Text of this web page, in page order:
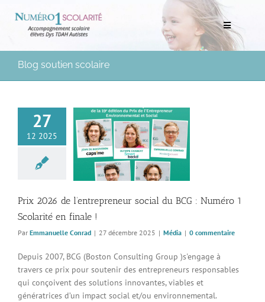
contenu
Toggle
Navigation
Rechercher:
Soutien scolaire à domicile
Mentorat scolaire
Ressources pédagogiques
Médias
Connexion à votre espace
Blog soutien scolaire
27
12 2025
2026 de
social du
1 Scolarité
Prix 2026 de l’entrepreneur social du BCG : Numéro 1
Scolarité en finale !
Par Emmanuelle Conrad | 27 décembre 2025 | Média | 0 commentaire
Depuis 2007, BCG (Boston Consulting Group )s'engage à
travers ce prix pour soutenir des entrepreneurs responsables
qui conçoivent des solutions innovantes, viables et
génératrices d’un impact social et/ou environnemental.